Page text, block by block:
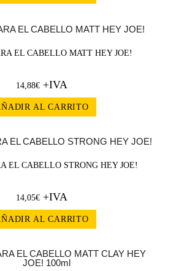
EL CABELLO MATT HEY JOE!
14,88€ +IVA
AL CARRITO
EL CABELLO STRONG HEY JOE!
14,05€ +IVA
AL CARRITO